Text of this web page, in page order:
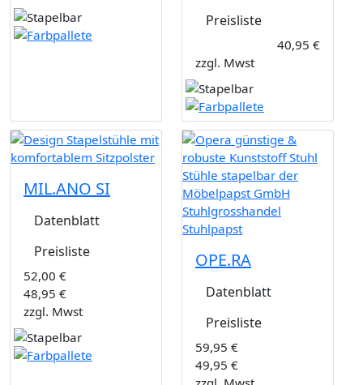
Preisliste
40,95 €
zzgl. Mwst
MIL.ANO SI
Datenblatt
Preisliste
52,00 €
48,95 €
zzgl. Mwst
OPE.RA
Datenblatt
Preisliste
59,95 €
49,95 €